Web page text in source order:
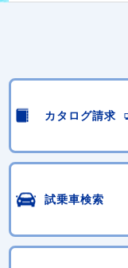
カタログ請求
試乗車検索